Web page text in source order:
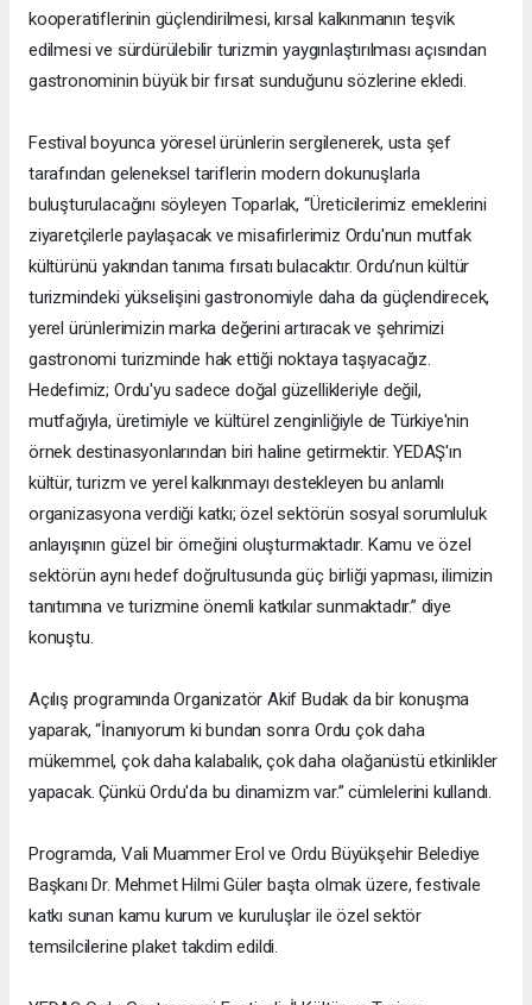
kooperatiflerinin güçlendirilmesi, kırsal kalkınmanın teşvik
edilmesi ve sürdürülebilir turizmin yaygınlaştırılması açısından
gastronominin büyük bir fırsat sunduğunu sözlerine ekledi.
Festival boyunca yöresel ürünlerin sergilenerek, usta şef
tarafından geleneksel tariflerin modern dokunuşlarla
buluşturulacağını söyleyen Toparlak, “Üreticilerimiz emeklerini
ziyaretçilerle paylaşacak ve misafirlerimiz Ordu'nun mutfak
kültürünü yakından tanıma fırsatı bulacaktır. Ordu’nun kültür
turizmindeki yükselişini gastronomiyle daha da güçlendirecek,
yerel ürünlerimizin marka değerini artıracak ve şehrimizi
gastronomi turizminde hak ettiği noktaya taşıyacağız.
Hedefimiz; Ordu'yu sadece doğal güzellikleriyle değil,
mutfağıyla, üretimiyle ve kültürel zenginliğiyle de Türkiye'nin
örnek destinasyonlarından biri haline getirmektir. YEDAŞ'ın
kültür, turizm ve yerel kalkınmayı destekleyen bu anlamlı
organizasyona verdiği katkı; özel sektörün sosyal sorumluluk
anlayışının güzel bir örneğini oluşturmaktadır. Kamu ve özel
sektörün aynı hedef doğrultusunda güç birliği yapması, ilimizin
tanıtımına ve turizmine önemli katkılar sunmaktadır.” diye
konuştu.
Açılış programında Organizatör Akif Budak da bir konuşma
yaparak, “İnanıyorum ki bundan sonra Ordu çok daha
mükemmel, çok daha kalabalık, çok daha olağanüstü etkinlikler
yapacak. Çünkü Ordu'da bu dinamizm var.” cümlelerini kullandı.
Programda, Vali Muammer Erol ve Ordu Büyükşehir Belediye
Başkanı Dr. Mehmet Hilmi Güler başta olmak üzere, festivale
katkı sunan kamu kurum ve kuruluşlar ile özel sektör
temsilcilerine plaket takdim edildi.